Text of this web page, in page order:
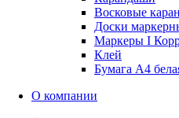
Восковые
Доски
Маркеры I
Клей
Бумага А4
О компании